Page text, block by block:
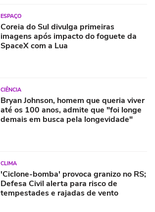
ESPAÇO
Coreia do Sul divulga primeiras
imagens após impacto do foguete da
SpaceX com a Lua
CIÊNCIA
Bryan Johnson, homem que queria viver
até os 100 anos, admite que "foi longe
demais em busca pela longevidade"
CLIMA
'Ciclone-bomba' provoca granizo no RS;
Defesa Civil alerta para risco de
tempestades e rajadas de vento